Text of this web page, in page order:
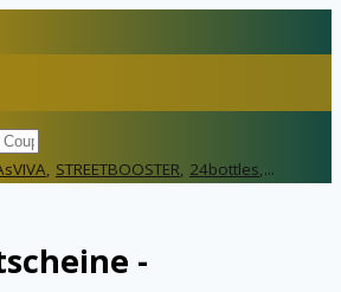
, STREETBOOSTER, 24bottles,...
-